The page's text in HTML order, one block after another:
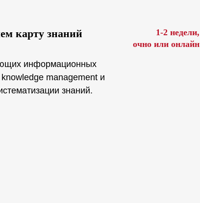
карту знаний
информационных
management и
знаний.
1-2 недели,
очно или онлайн